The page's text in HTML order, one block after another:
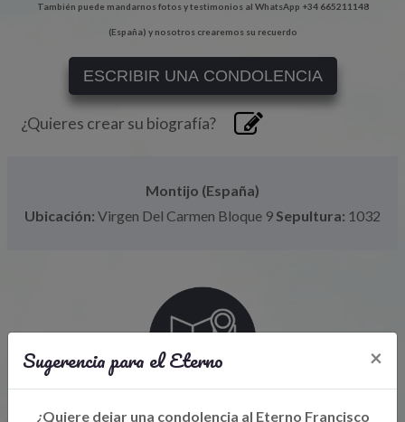
También puede mandarnos fotos y testimonios al WhatsApp +34 665211148
(España) y nosotros crearemos su recuerdo
ESCRIBIR UNA CONDOLENCIA
¿Quieres crear su biografía?
Montijo (España)
Ubicación: Virgen Del Carmen Bloque 9 Sepultura: 1032
Sugerencia para el Eterno ×
¿Quiere dejar una condolencia al Eterno Francisco